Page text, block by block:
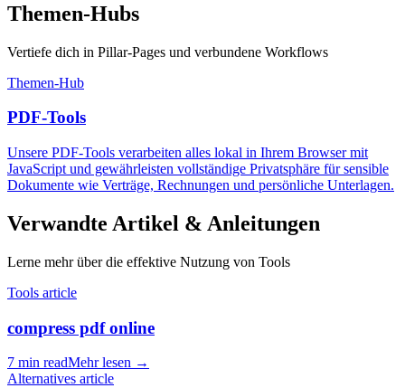
Themen-Hubs
Vertiefe dich in Pillar-Pages und verbundene Workflows
Themen-Hub
PDF-Tools
Unsere PDF-Tools verarbeiten alles lokal in Ihrem Browser mit
JavaScript und gewährleisten vollständige Privatsphäre für sensible
Dokumente wie Verträge, Rechnungen und persönliche Unterlagen.
Verwandte Artikel & Anleitungen
Lerne mehr über die effektive Nutzung von Tools
Tools article
compress pdf online
7 min readMehr lesen →
Alternatives article